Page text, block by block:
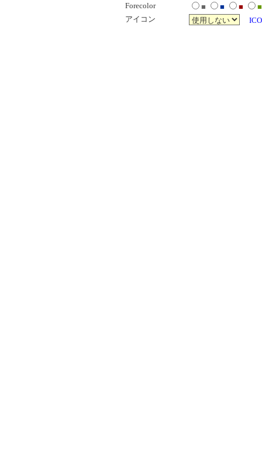
Forecolor ■ ■ ■
■
アイコン